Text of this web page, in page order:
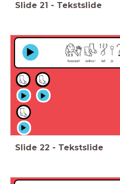
Slide 21 - Tekstslide
Slide 22 - Tekstslide